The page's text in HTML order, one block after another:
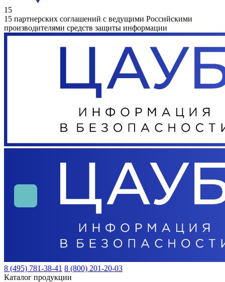
15
15 партнерских соглашений с ведущими Российскими
производителями средств защиты информации
8 (495) 781-38-41 8 (800) 201-20-03
Каталог продукции